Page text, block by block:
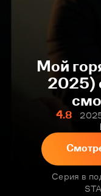
Мой
2025)
4.8
Серия в